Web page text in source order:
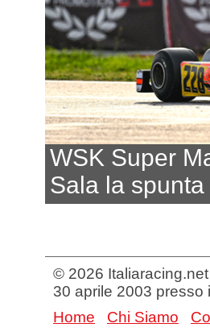
WSK Super
Sala la
© 2026
30 aprile 2003 presso
Home
Chi Siamo